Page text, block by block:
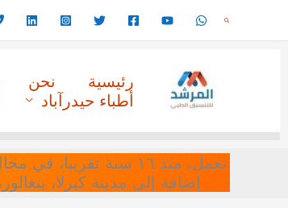
البحث
رئيسية نحن
أطباء حيدرآباد
نعمل، منذ ١٦ سنة
إضافة إلى مدينة كيرلا،